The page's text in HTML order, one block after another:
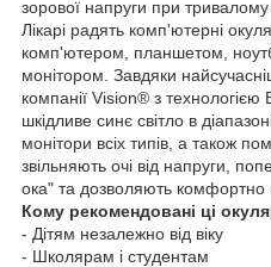
зорової напруги при
Лікарі радять комп'ютерні
комп'ютером, планшетом,
монітором. Завдяки
компанії Vision® з технологією
шкідливе синє світло в
монітори всіх типів, а також
звільняють очі від напруги,
ока" та дозволяють комфортно
Кому рекомендовані ці
- Дітям незалежно від віку
- Школярам і студентам